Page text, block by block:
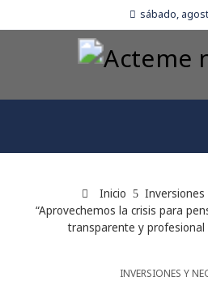
sábado,
Inicio
Inversiones
“Aprovechemos la crisis para
transparente y profesional
INVERSIONES Y